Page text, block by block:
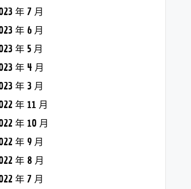
年 7 月
年 6 月
年 5 月
年 4 月
年 3 月
年 11 月
年 10 月
年 9 月
年 8 月
年 7 月